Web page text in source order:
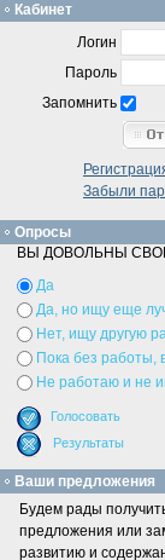
Кабинет
Логин
Пароль
Запомнить
Забыли
Опросы
ВЫ ДОВОЛЬНЫ
Да
Да, но ищу еще
Нет, ищу другую
Пока без работы,
Не работаю и не
Ваши предложения
Будем рады
предложения или
развитию и